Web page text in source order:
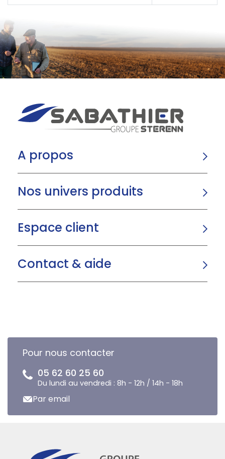
A propos
Nos univers produits
Espace client
Contact & aide
Pour nous contacter
05 62 60 25 60
Du lundi au vendredi : 8h - 12h / 14h - 18h
Par email